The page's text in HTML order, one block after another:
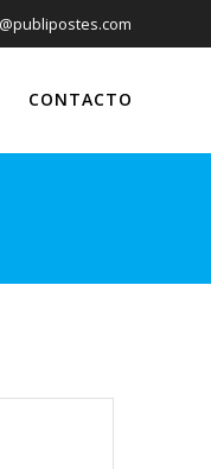
CONTACTO